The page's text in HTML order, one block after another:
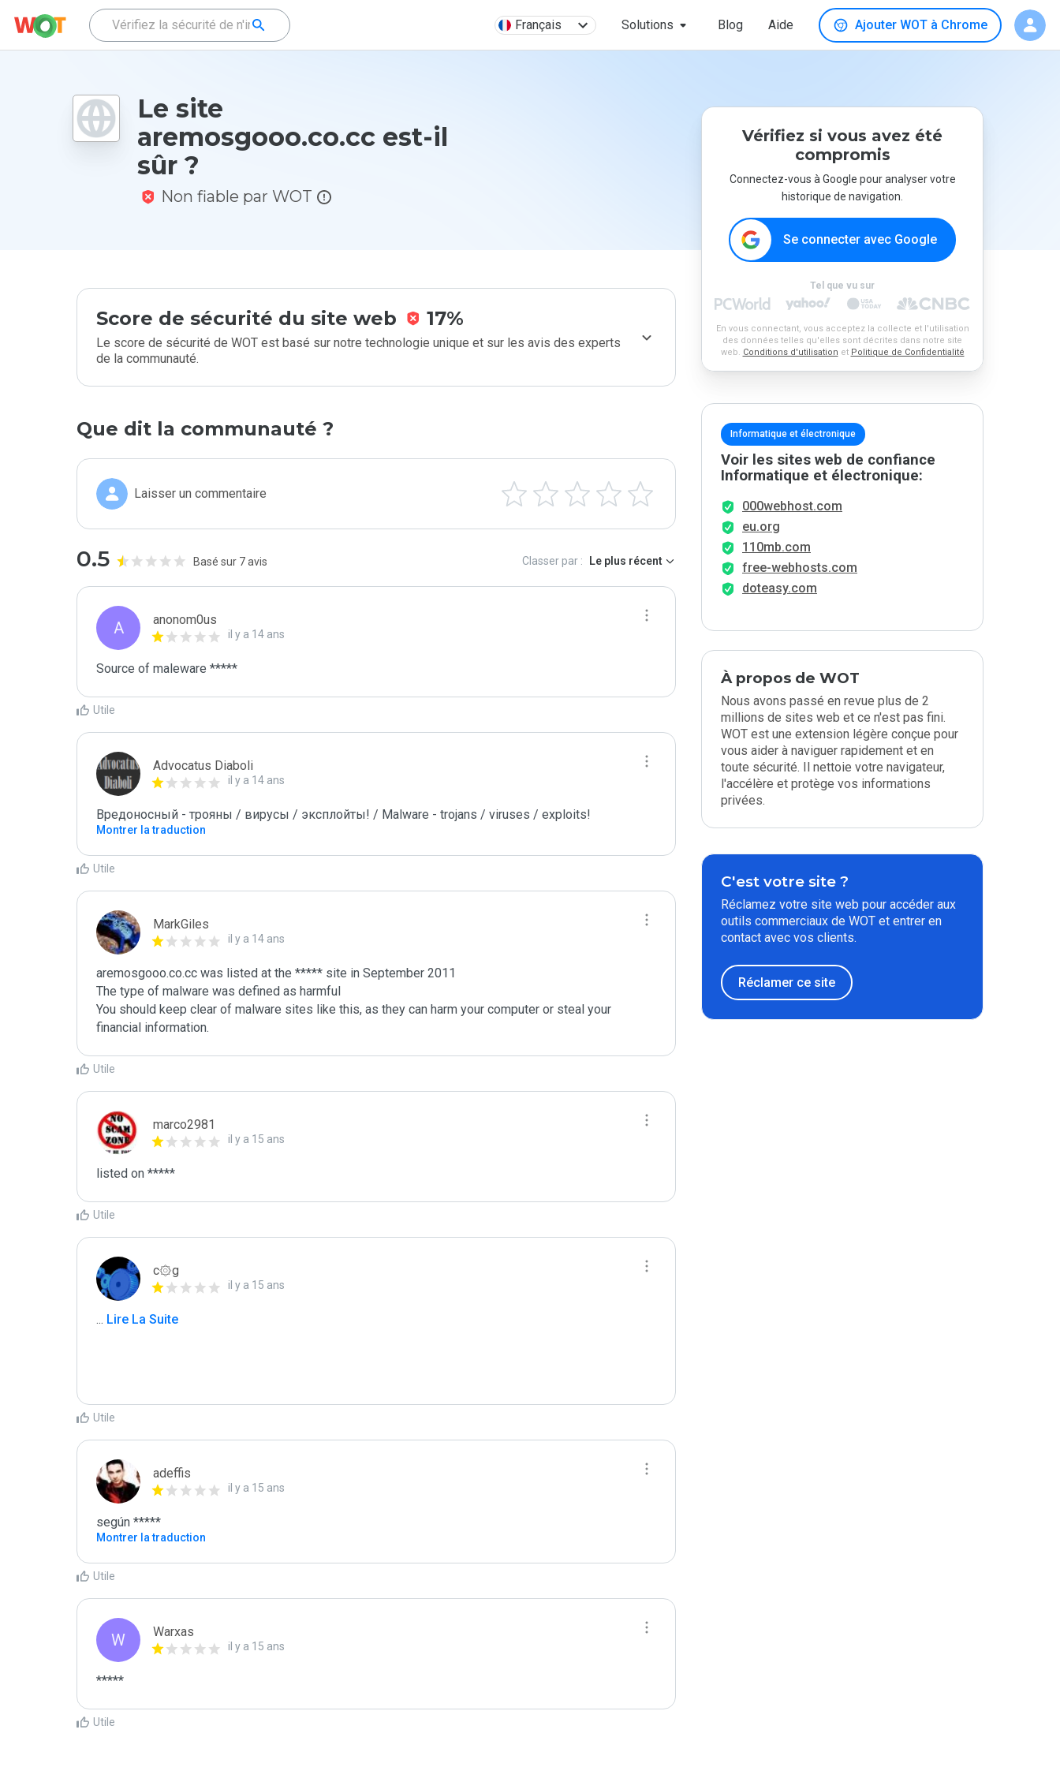
Français Solutions Blog Aide Ajouter WOT à Chrome
Le site
aremosgooo.co.cc est-il
sûr ?
Non fiable par WOT
Score de sécurité du site web 17%
Le score de sécurité de WOT est basé sur notre technologie unique et sur les avis des experts
de la communauté.
Que dit la communauté ?
Laisser un commentaire
0.5 Basé sur 7 avis Classer par : Le plus récent
A anonom0us
il y a 14 ans
Source of maleware *****
Utile
Advocatus Diaboli
il y a 14 ans
Вредоносный - трояны / вирусы / эксплойты! / Malware - trojans / viruses / exploits!
Montrer la traduction
Utile
MarkGiles
il y a 14 ans
aremosgooo.co.cc was listed at the ***** site in September 2011
The type of malware was defined as harmful
You should keep clear of malware sites like this, as they can harm your computer or steal your
Utile
marco2981
il y a 15 ans
listed on *****
Utile
c۞g
il y a 15 ans
... Lire La Suite
Utile
adeffis
il y a 15 ans
según *****
Montrer la traduction
Utile
W Warxas
il y a 15 ans
*****
Utile
Vérifiez si vous avez été
compromis
Connectez-vous à Google pour analyser votre
historique de navigation.
Se connecter avec Google
Tel que vu sur
En vous connectant, vous acceptez la collecte et l'utilisation
des données telles qu'elles sont décrites dans notre site
web. Conditions d'utilisation et Politique de Confidentialité
Informatique et électronique
Voir les sites web de confiance
Informatique et électronique:
000webhost.com
eu.org
110mb.com
free-webhosts.com
doteasy.com
À propos de WOT
Nous avons passé en revue plus de 2
millions de sites web et ce n'est pas fini.
WOT est une extension légère conçue pour
vous aider à naviguer rapidement et en
toute sécurité. Il nettoie votre navigateur,
l'accélère et protège vos informations
privées.
C'est votre site ?
Réclamez votre site web pour accéder aux
outils commerciaux de WOT et entrer en
contact avec vos clients.
Réclamer ce site